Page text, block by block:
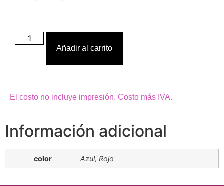
Añadir al carrito
El costo no incluye impresión. Costo más IVA.
Información adicional
color Azul, Rojo